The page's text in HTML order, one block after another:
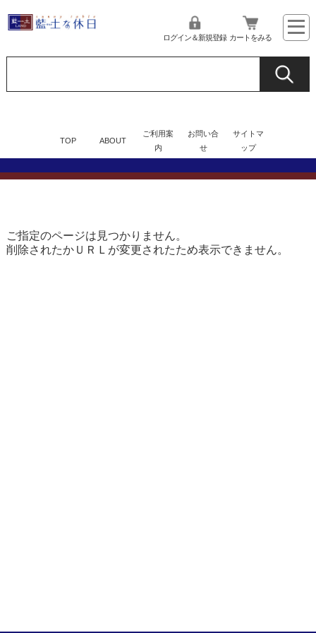
ログイン＆新規登録 カートをみる
TOP ABOUT
ご利用案
内
お問い合
せ
サイトマ
ップ
ご指定のページは見つかりません。
削除されたかＵＲＬが変更されたため表示できません。